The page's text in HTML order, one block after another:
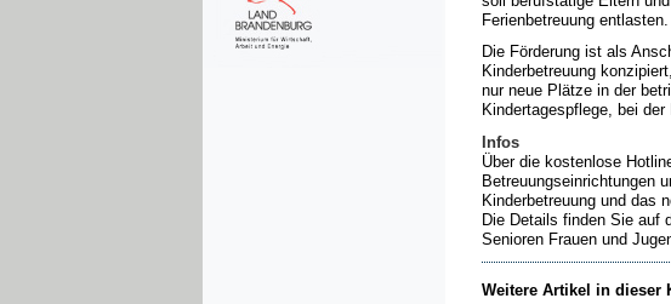
Ferienbetreuung
Die Förderung ist als
Kinderbetreuung
nur neue Plätze in der
Kindertagespflege, bei
Infos
Über die kostenlose
Betreuungseinrichtungen
Kinderbetreuung und das
Die Details finden Sie auf
Senioren Frauen und
Weitere Artikel in dieser